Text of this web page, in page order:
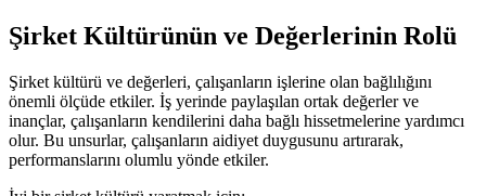
Şirket Kültürünün ve Değerlerinin Rolü
Şirket kültürü ve değerleri, çalışanların işlerine olan bağlılığını
önemli ölçüde etkiler. İş yerinde paylaşılan ortak değerler ve
inançlar, çalışanların kendilerini daha bağlı hissetmelerine yardımcı
olur. Bu unsurlar, çalışanların aidiyet duygusunu artırarak,
performanslarını olumlu yönde etkiler.